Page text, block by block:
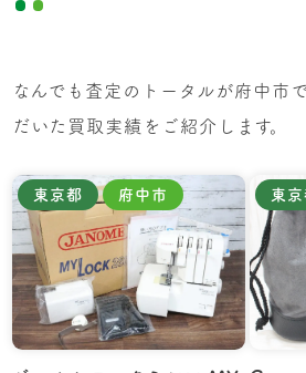
なんでも査定のトータルが府中市
だいた買取実績をご紹介します。
東京都 府中市 東京